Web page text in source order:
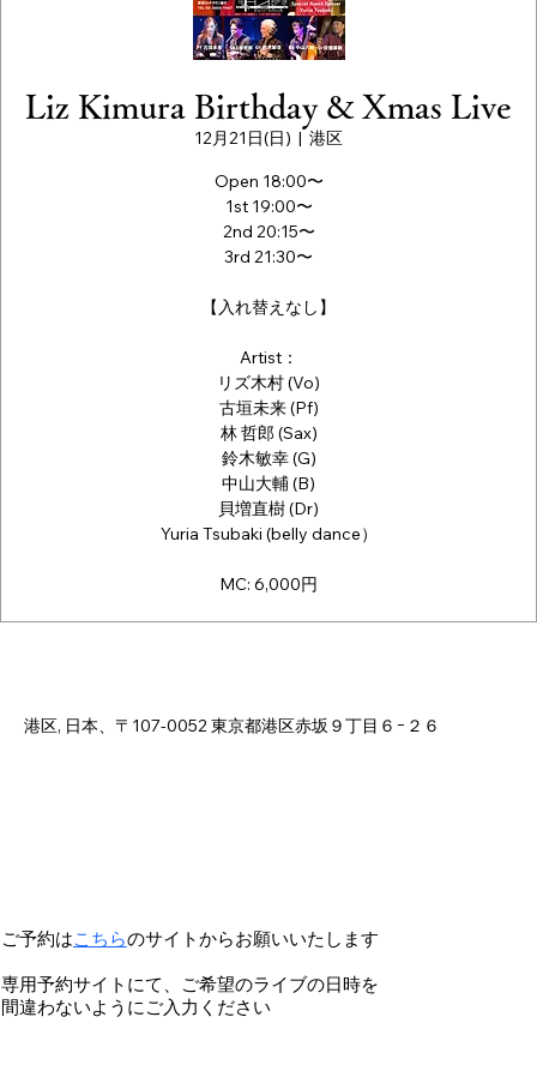
ご予約はこちらのサイトからお願いいたします
専用予約サイトにて、ご希望のライブの日時を
間違わないようにご入力ください
Liz Kimura Birthday & Xmas Live
12月21日(日)
  |
港区
Open 18:00〜
1st 19:00〜
2nd 20:15〜
3rd 21:30〜
【入れ替えなし】
Artist：
リズ木村 (Vo)
古垣未来 (Pf)
林 哲郎 (Sax)
鈴木敏幸 (G)
中山大輔 (B)
貝増直樹 (Dr)
Yuria Tsubaki (belly dance）
MC: 6,000円
港区, 日本、〒107-0052 東京都港区赤坂９丁目６−２６